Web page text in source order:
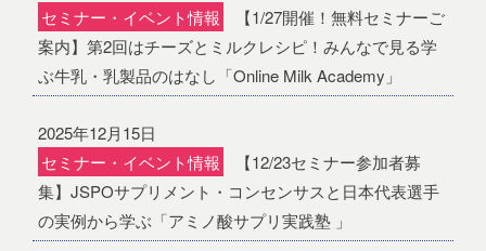
セミナー・イベント情報
【1/27開催！無料セミナーご
案内】第2回はチーズとミルクレシピ！みんなで見る学
ぶ牛乳・乳製品のはなし「Online Milk Academy」
2025年12月15日
セミナー・イベント情報
【12/23セミナー参加者募
集】JSPOサプリメント・コンセンサスと日本代表選手
の実例から学ぶ「アミノ酸サプリ実践塾 」